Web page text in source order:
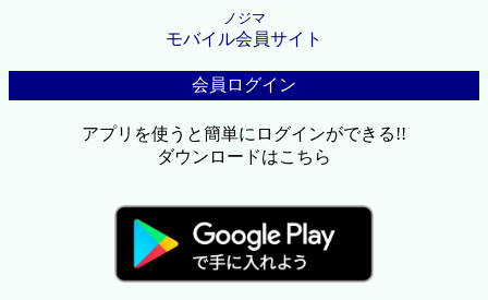
ノジマ
モバイル会員サイト
会員ログイン
アプリを使うと簡単にログインができる!!
ダウンロードはこちら